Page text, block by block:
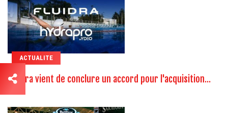
ACTUALITE
Fluidra vient de conclure un accord pour l'acquisition...